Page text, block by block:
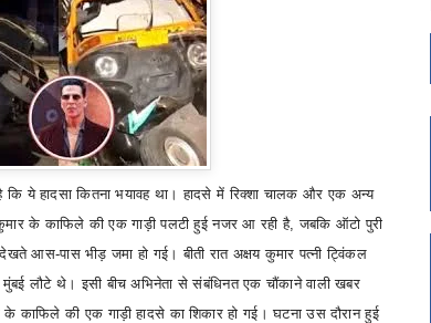
कि ये हादसा कितना भयावह था। हादसे में रिक्शा चालक और एक अन्य
के काफिले की एक गाड़ी पलटी हुई नजर आ रही है,जबकि ऑटो पुरी
देखते आस-पास भीड़ जमा हो गई।बीती रात अक्षय कुमार पत्नी ट्विंकल
मुंबई लौटे थे। इसी बीच अभिनेता से संबंधिनत एक चौंकाने वाली खबर
काफिले की एक गाड़ी हादसे का शिकार हो गई। घटना उस दौरान हुई